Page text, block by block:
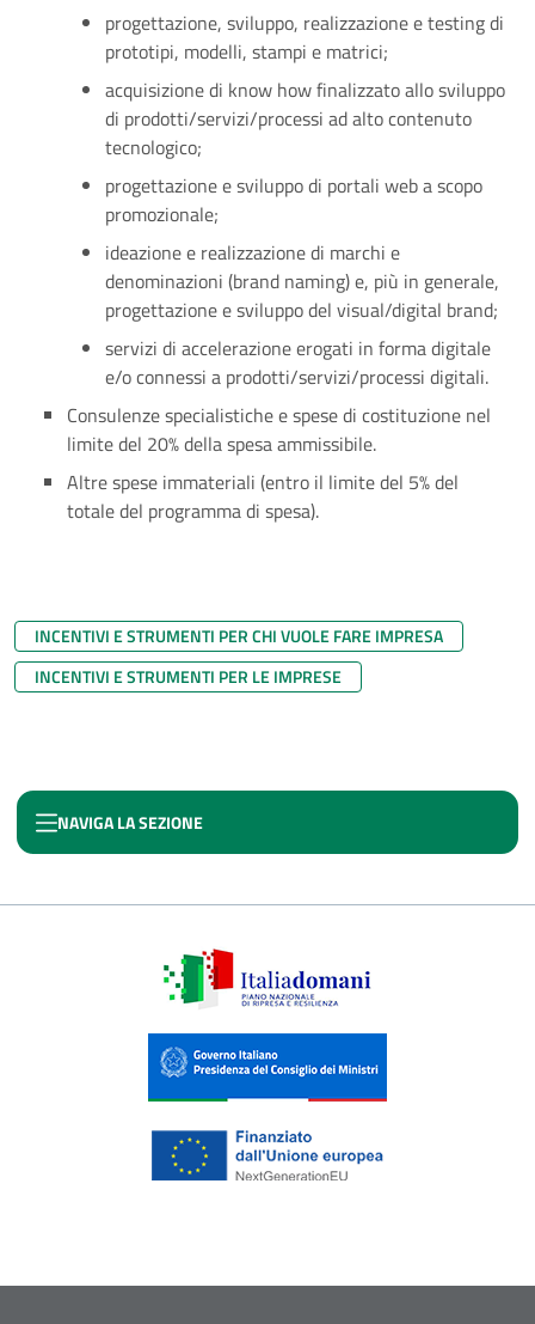
progettazione, sviluppo, realizzazione e testing di
prototipi, modelli, stampi e matrici;
acquisizione di know how finalizzato allo sviluppo
di prodotti/servizi/processi ad alto contenuto
tecnologico;
progettazione e sviluppo di portali web a scopo
promozionale;
ideazione e realizzazione di marchi e
denominazioni (brand naming) e, più in generale,
progettazione e sviluppo del visual/digital brand;
servizi di accelerazione erogati in forma digitale
e/o connessi a prodotti/servizi/processi digitali.
Consulenze specialistiche e spese di costituzione nel
limite del 20% della spesa ammissibile.
Altre spese immateriali (entro il limite del 5% del
totale del programma di spesa).
INCENTIVI E STRUMENTI PER CHI VUOLE FARE IMPRESA
INCENTIVI E STRUMENTI PER LE IMPRESE
NAVIGA LA SEZIONE
PNC SISMA - NEXT APPENNINO